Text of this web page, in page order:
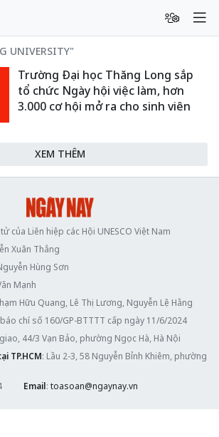
UNIVERSITY"
Trường Đại học Thăng Long sắp
tổ chức Ngày hội việc làm, hơn
3.000 cơ hội mở ra cho sinh viên
XEM THÊM
của Liên hiệp các Hội UNESCO Việt Nam
Xuân Thắng
Hùng Sơn
Mạnh
Hữu Quang, Lê Thị Lương, Nguyễn Lệ Hằng
chí số 160/GP-BTTTT cấp ngày 11/6/2024
44/3 Vạn Bảo, phường Ngọc Hà, Hà Nội
TP.HCM: Lầu 2-3, 58 Nguyễn Bỉnh Khiêm, phường
Email: toasoan@ngaynay.vn